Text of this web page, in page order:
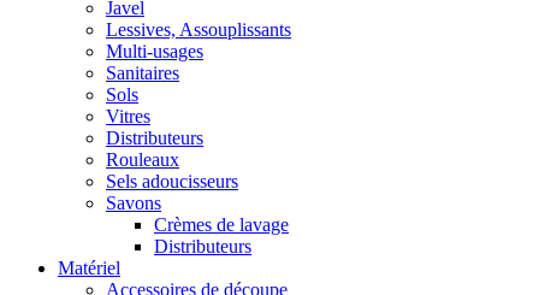
Javel
Lessives, Assouplissants
Multi-usages
Sanitaires
Sols
Vitres
Distributeurs
Rouleaux
Sels adoucisseurs
Savons
Crèmes de lavage
Distributeurs
Matériel
Accessoires de découpe